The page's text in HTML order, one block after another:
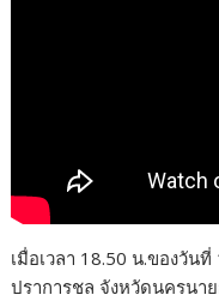
เมื่อเวลา 18.50 น.ของวั
ปราการชล จังหวัดนครนา